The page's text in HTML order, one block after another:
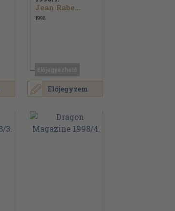
Előjegyzem
Jean Rabe...
1998